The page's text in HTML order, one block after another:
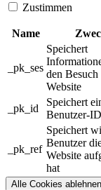
Zustimmen
Name
_pk_ses
Speichert
den Besuch
Website
_pk_id
Speichert
Benutzer-ID
_pk_ref
Speichert
Benutzer
Website
hat
Alle Cookies ablehnen